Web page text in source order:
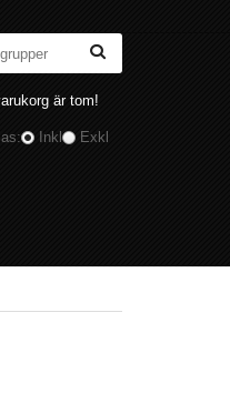
är tom!
Inkl Exkl